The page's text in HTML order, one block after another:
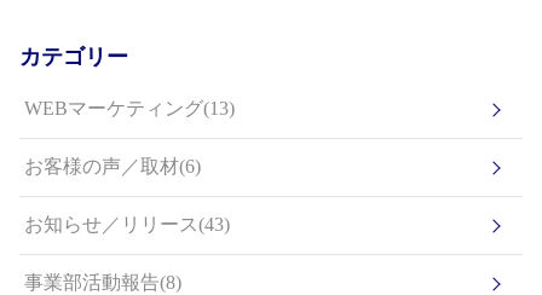
カテゴリー
WEBマーケティング(13)
お客様の声／取材(6)
お知らせ／リリース(43)
事業部活動報告(8)